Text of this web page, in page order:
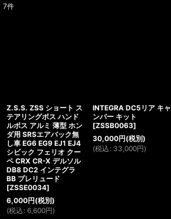
7件
Z.S.S. ZSS ショート ス
テアリングボス ハンド
ルボス アルミ 薄型 ホン
ダ用 SRSエアバック無
し車 EG6 EG9 EJ1 EJ4
シビック フェリオ クー
ペ CRX CR-X デルソル
DB8 DC2 インテグラ
BB プレリュード
[ZSSE0034]
6,000円(税別)
(税込 : 6,600円)
INTEGRA DC5リア キャ
ンバー キット
[ZSSB0063]
30,000円(税別)
(税込 : 33,000円)